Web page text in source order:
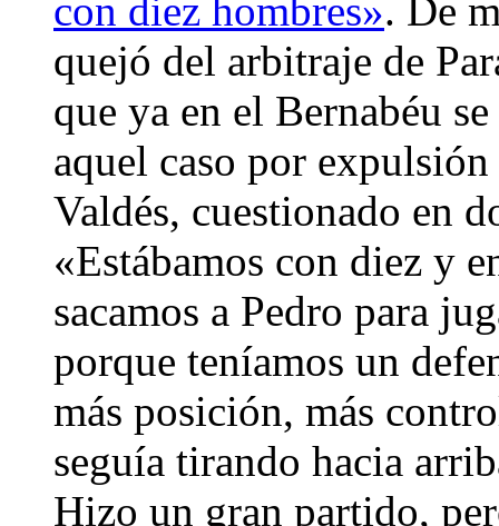
con diez hombres». De
quejó del arbitraje de
que ya en el Bernabéu
aquel caso por
Valdés, cuestionado en
«Estábamos con diez y
sacamos a Pedro para
porque teníamos un
más posición, más
seguía tirando hacia
Hizo un gran partido,